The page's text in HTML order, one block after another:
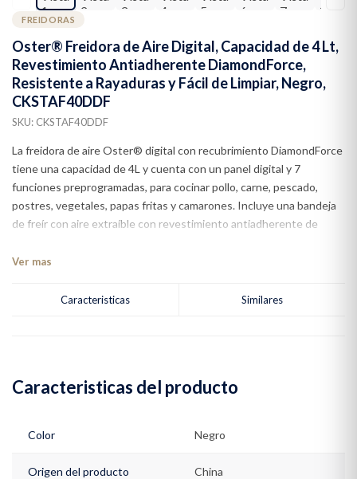
FREIDORAS
Oster® Freidora de Aire Digital, Capacidad de 4 Lt,
Revestimiento Antiadherente DiamondForce,
Resistente a Rayaduras y Fácil de Limpiar, Negro,
CKSTAF40DDF
SKU: CKSTAF40DDF
La freidora de aire Oster® digital con recubrimiento DiamondForce
tiene una capacidad de 4L y cuenta con un panel digital y 7
funciones preprogramadas, para cocinar pollo, carne, pescado,
postres, vegetales, papas fritas y camarones. Incluye una bandeja
de freír con aire extraíble con revestimiento antiadherente de
revestimiento DiamondForce está infundido con partículas de
rayaduras* y hasta 15 veces más fácil de limpiar*.
Ver mas
Caracteristicas Similares
Caracteristicas del producto
Color Negro
Origen del producto China